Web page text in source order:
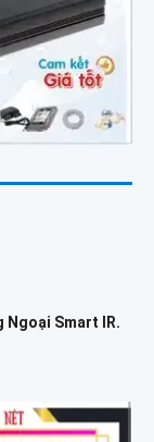
Ngoại Smart IR.